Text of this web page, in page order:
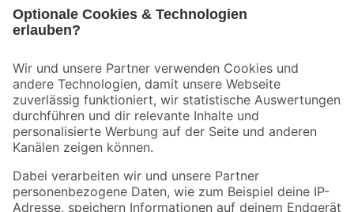
Der toom Newsletter: Keine Angebote und Aktionen mehr verpassen!
Folge uns
Zahlungsarten Versandarten